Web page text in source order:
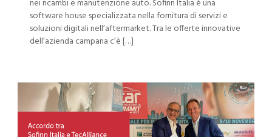
nei ricambi e manutenzione auto. Sofinn Italia è una
software house specializzata nella fornitura di servizi e
soluzioni digitali nell’aftermarket. Tra le offerte innovative
dell’azienda campana c’è […]